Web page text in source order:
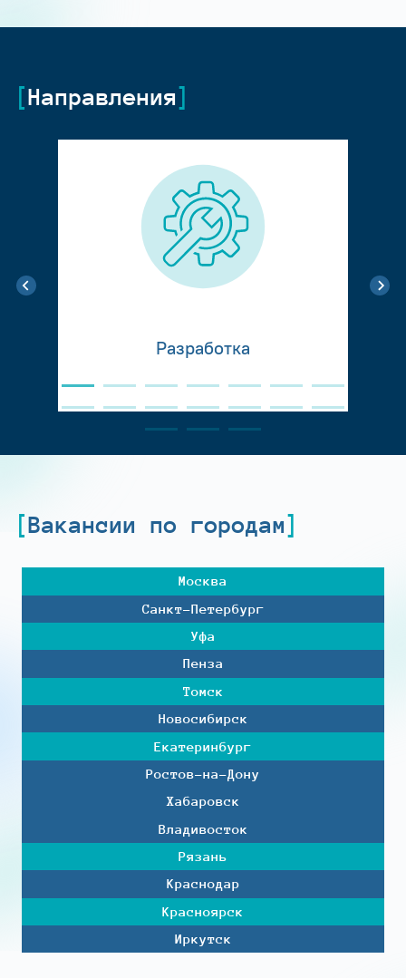
Направления
Разработка
Вакансии по городам
Москва
Санкт-Петербург
Уфа
Пенза
Томск
Новосибирск
Екатеринбург
Ростов-на-Дону
Хабаровск
Владивосток
Рязань
Краснодар
Красноярск
Иркутск